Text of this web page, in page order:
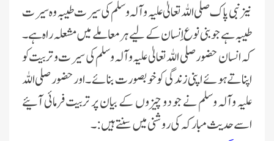
نیز نبی پاک صلی اللہ تعالیٰ علیہ وآلہ وسلم کی سیرت طیبہ وہ سیرت
طیبہ ہے جو بنی نوع اِنسان کے لیے ہر معاملے میں مشعلہ راہ ہے۔
کہ انسان حضور صلی اللہ تعالیٰ علیہ وآلہ وسلم کی سیرت و تربیت کو
اپناتے ہوئے اپنی زندگی کو خوبصورت بنائے ۔اور حضور صلی اللہ
علیہ وآلہ وسلم نے جو دو چیزوں کے بیان پر تربیت فرمائی آئیے
اسے حدیث مبارکہ کی روشنی میں سنتے ہیں:۔